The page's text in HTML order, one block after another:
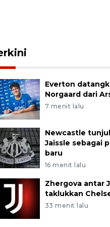
Everton
Norgaard dari
7 menit lalu
Newcastle
Jaissle sebagai
baru
16 menit lalu
Zhergova antar
taklukkan
33 menit lalu